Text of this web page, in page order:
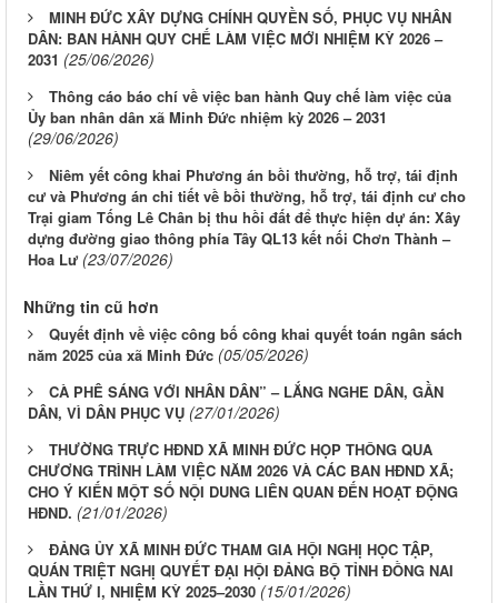
MINH ĐỨC XÂY DỰNG CHÍNH QUYỀN SỐ, PHỤC VỤ NHÂN
DÂN: BAN HÀNH QUY CHẾ LÀM VIỆC MỚI NHIỆM KỲ 2026 –
2031 (25/06/2026)
Thông cáo báo chí về việc ban hành Quy chế làm việc của
Ủy ban nhân dân xã Minh Đức nhiệm kỳ 2026 – 2031
(29/06/2026)
Niêm yết công khai Phương án bồi thường, hỗ trợ, tái định
cư và Phương án chi tiết về bồi thường, hỗ trợ, tái định cư cho
Trại giam Tống Lê Chân bị thu hồi đất để thực hiện dự án: Xây
dựng đường giao thông phía Tây QL13 kết nối Chơn Thành –
Hoa Lư (23/07/2026)
Những tin cũ hơn
Quyết định về việc công bố công khai quyết toán ngân sách
năm 2025 của xã Minh Đức (05/05/2026)
CÀ PHÊ SÁNG VỚI NHÂN DÂN” – LẮNG NGHE DÂN, GẦN
DÂN, VÌ DÂN PHỤC VỤ (27/01/2026)
THƯỜNG TRỰC HĐND XÃ MINH ĐỨC HỌP THÔNG QUA
CHƯƠNG TRÌNH LÀM VIỆC NĂM 2026 VÀ CÁC BAN HĐND XÃ;
CHO Ý KIẾN MỘT SỐ NỘI DUNG LIÊN QUAN ĐẾN HOẠT ĐỘNG
HĐND. (21/01/2026)
ĐẢNG ỦY XÃ MINH ĐỨC THAM GIA HỘI NGHỊ HỌC TẬP,
QUÁN TRIỆT NGHỊ QUYẾT ĐẠI HỘI ĐẢNG BỘ TỈNH ĐỒNG NAI
LẦN THỨ I, NHIỆM KỲ 2025–2030 (15/01/2026)